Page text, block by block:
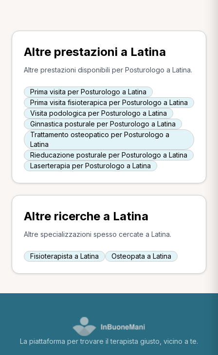
Altre prestazioni a Latina
Altre prestazioni disponibili per Posturologo a Latina.
Prima visita per Posturologo a Latina
Prima visita fisioterapica per Posturologo a Latina
Visita podologica per Posturologo a Latina
Ginnastica posturale per Posturologo a Latina
Trattamento osteopatico per Posturologo a
Latina
Rieducazione posturale per Posturologo a Latina
Laserterapia per Posturologo a Latina
Altre ricerche a Latina
Altre specializzazioni spesso cercate a Latina.
Fisioterapista a Latina Osteopata a Latina
La piattaforma per trovare il terapista giusto, vicino a te.